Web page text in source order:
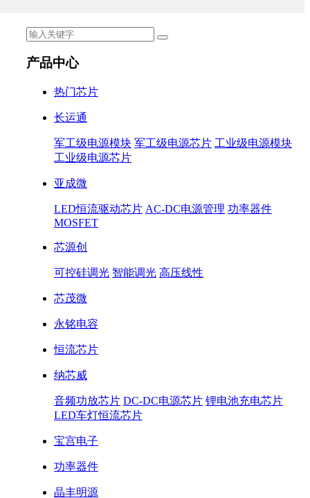
产品中心
热门芯片
长运通
军工级电源模块 军工级电源芯片 工业级电源模块
工业级电源芯片
亚成微
LED恒流驱动芯片 AC-DC电源管理 功率器件
MOSFET
芯源创
可控硅调光 智能调光 高压线性
芯茂微
永铭电容
恒流芯片
纳芯威
音频功放芯片 DC-DC电源芯片 锂电池充电芯片
LED车灯恒流芯片
宝宫电子
功率器件
晶丰明源